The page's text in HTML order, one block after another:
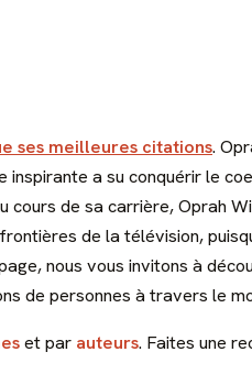
ses meilleures citations.
a su conquérir le
de sa carrière, Oprah
de la télévision,
nous vous invitons à
de personnes à travers le
et par auteurs. Faites une